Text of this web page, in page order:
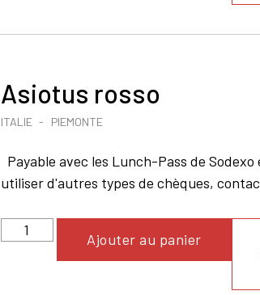
Asiotus rosso
ITALIE PIEMONTE
Payable avec les Lunch-Pass de
utiliser d'autres types de chèques,
Ajouter au panier